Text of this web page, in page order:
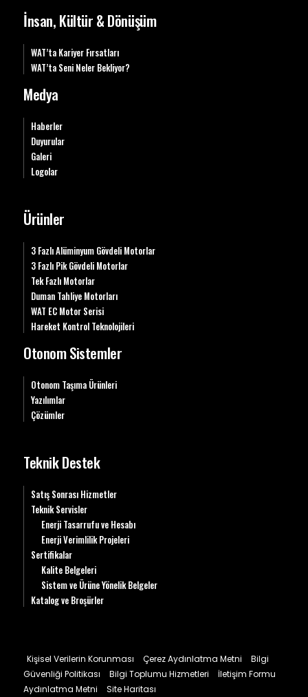
İnsan, Kültür & Dönüşüm
WAT’ta Kariyer Fırsatları
WAT’ta Seni Neler Bekliyor?
Medya
Haberler
Duyurular
Galeri
Logolar
Ürünler
3 Fazlı Alüminyum Gövdeli Motorlar
3 Fazlı Pik Gövdeli Motorlar
Tek Fazlı Motorlar
Duman Tahliye Motorları
WAT EC Motor Serisi
Hareket Kontrol Teknolojileri
Otonom Sistemler
Otonom Taşıma Ürünleri
Yazılımlar
Çözümler
Teknik Destek
Satış Sonrası Hizmetler
Teknik Servisler
Enerji Tasarrufu ve Hesabı
Enerji Verimlilik Projeleri
Sertifikalar
Kalite Belgeleri
Sistem ve Ürüne Yönelik Belgeler
Katalog ve Broşürler
Kişisel Verilerin Korunması Çerez Aydınlatma Metni
Bilgi
Güvenliği Politikası
Bilgi Toplumu Hizmetleri
İletişim Formu
Aydınlatma Metni
Site Haritası